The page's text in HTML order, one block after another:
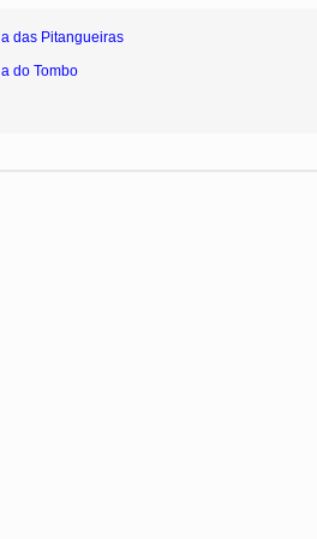
das Pitangueiras
do Tombo